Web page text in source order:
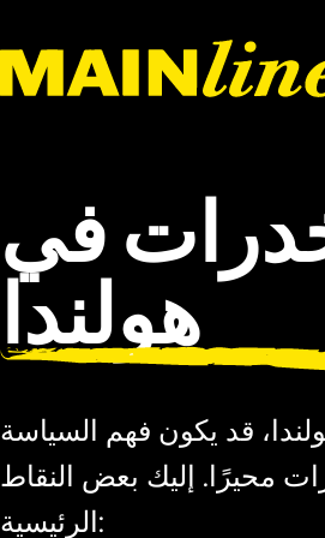
في
هولندا
قد يكون فهم السياسة
محيرًا. إليك بعض النقاط
الرئيسية: